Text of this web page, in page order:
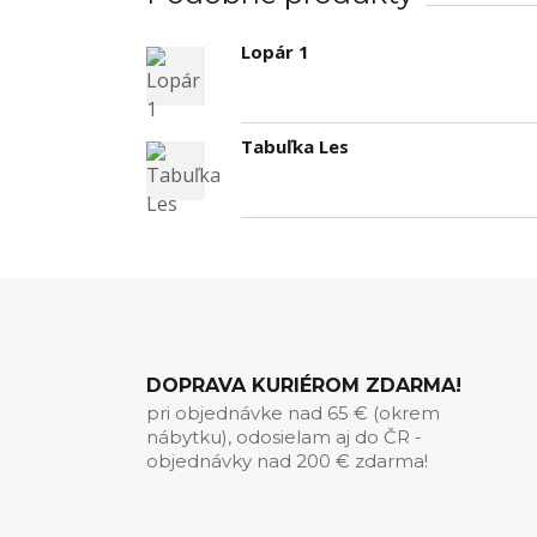
Lopár 1
Tabuľka Les
DOPRAVA KURIÉROM ZDARMA!
pri objednávke nad 65 € (okrem
nábytku), odosielam aj do ČR -
objednávky nad 200 € zdarma!